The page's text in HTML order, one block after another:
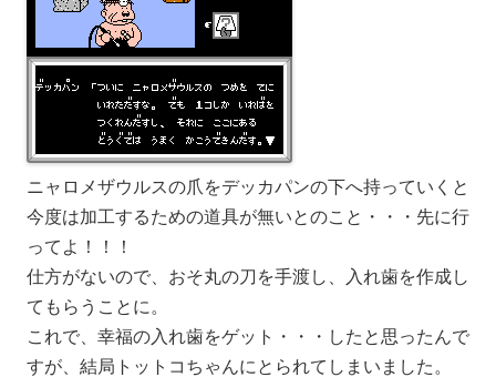
ニャロメザウルスの爪をデッカパンの下へ持っていくと
今度は加工するための道具が無いとのこと・・・先に行
ってよ！！！
仕方がないので、おそ丸の刀を手渡し、入れ歯を作成し
てもらうことに。
これで、幸福の入れ歯をゲット・・・したと思ったんで
すが、結局トットコちゃんにとられてしまいました。